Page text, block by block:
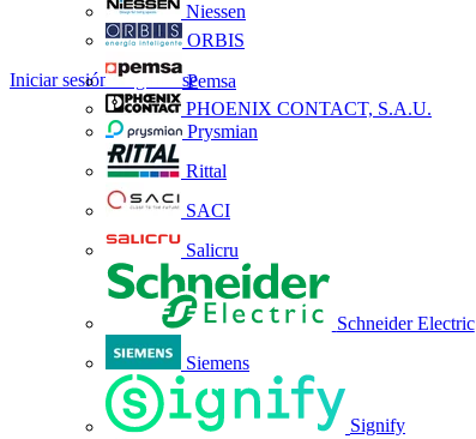
Niessen
ORBIS
Pemsa
PHOENIX CONTACT, S.A.U.
Prysmian
Rittal
SACI
Salicru
Schneider Electric
Siemens
Signify
Iniciar sesiónRegistrarse